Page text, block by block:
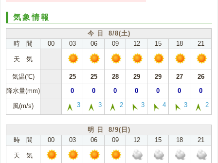
気象情報
今 日 8/8(土)
時 間
00 03 06 09 12 15 18 21
天 気
気温(℃) 25 25 28 29 29 27
26
降水量(mm)
0 0 0 0 0 0 0
風(m/s) 3 3 2 3 4 3 2
明 日 8/9(日)
時 間
00 03 06 09 12 15 18 21
天 気